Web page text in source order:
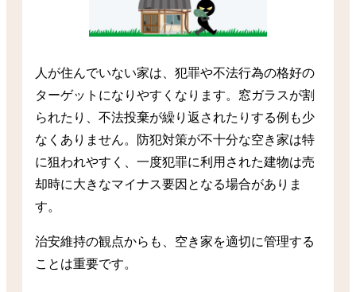
人が住んでいない家は、犯罪や不法行為の格好の
ターゲットになりやすくなります。窓ガラスが割
られたり、不法投棄が繰り返されたりする例も少
なくありません。防犯対策が不十分な空き家は特
に狙われやすく、一度犯罪に利用された建物は売
却時に大きなマイナス要因となる場合がありま
す。
治安維持の観点からも、空き家を適切に管理する
ことは重要です。